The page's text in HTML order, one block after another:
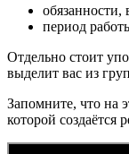
период
Отдельно стоит
выделит вас из
Запомните, что на
которой создаётся